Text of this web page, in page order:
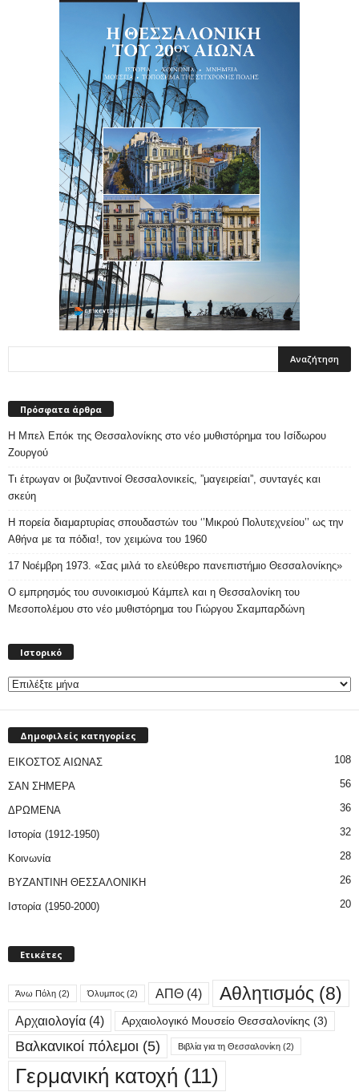
Πρόσφατα άρθρα
Η Μπελ Επόκ της Θεσσαλονίκης στο νέο μυθιστόρημα του Ισίδωρου
Ζουργού
Τι έτρωγαν οι βυζαντινοί Θεσσαλονικείς, ”μαγειρείαι”, συνταγές και
σκεύη
Η πορεία διαμαρτυρίας σπουδαστών του ‘’Μικρού Πολυτεχνείου’’ ως την
Αθήνα με τα πόδια!, τον χειμώνα του 1960
17 Νοέμβρη 1973. «Σας μιλά το ελεύθερο πανεπιστήμιο Θεσσαλονίκης»
Ο εμπρησμός του συνοικισμού Κάμπελ και η Θεσσαλονίκη του
Μεσοπολέμου στο νέο μυθιστόρημα του Γιώργου Σκαμπαρδώνη
Ιστορικό
Δημοφιλείς κατηγορίες
ΕΙΚΟΣΤΟΣ ΑΙΩΝΑΣ 108
ΣΑΝ ΣΗΜΕΡΑ 56
ΔΡΩΜΕΝΑ 36
Ιστορία (1912-1950) 32
Κοινωνία 28
ΒΥΖΑΝΤΙΝΗ ΘΕΣΣΑΛΟΝΙΚΗ 26
Ιστορία (1950-2000) 20
Ετικέτες
Άνω Πόλη (2) Όλυμπος (2) ΑΠΘ (4) Αθλητισμός (8)
Αρχαιολογία (4) Αρχαιολογικό Μουσείο Θεσσαλονίκης (3)
Βαλκανικοί πόλεμοι (5) Βιβλία για τη Θεσσαλονίκη (2)
Γερμανική κατοχή (11)